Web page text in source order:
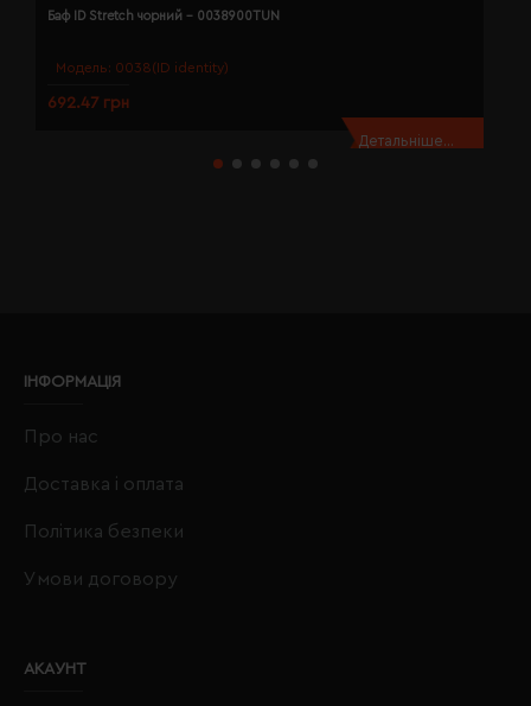
Модель: 0038(ID identity)
Баф ID Stretch чорний - 0038900TUN
692.47 грн
Детальніше...
ІНФОРМАЦІЯ
Про нас
Доставка і оплата
Політика безпеки
Умови договору
АКАУНТ